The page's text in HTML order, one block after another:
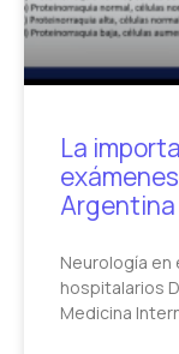
La
Argentina
Neurología en
hospitalarios
Medicina